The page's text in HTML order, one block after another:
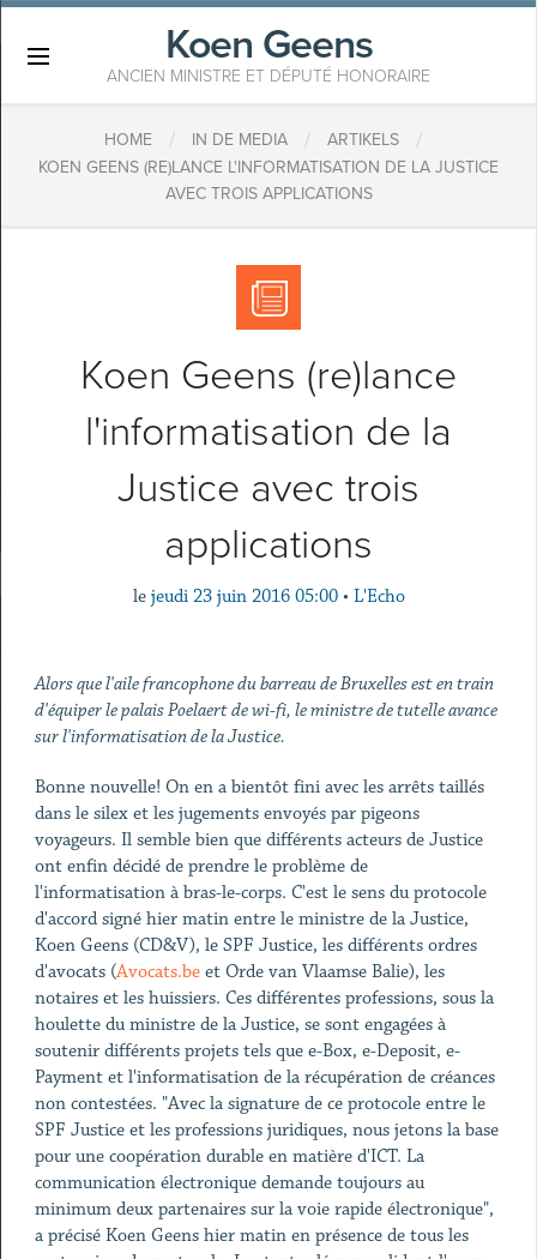
Koen Geens
ANCIEN MINISTRE ET DÉPUTÉ HONORAIRE
HOME / IN DE MEDIA / ARTIKELS /
KOEN GEENS (RE)LANCE L'INFORMATISATION DE LA JUSTICE
AVEC TROIS APPLICATIONS
Koen Geens (re)lance
l'informatisation de la
Justice avec trois
applications
le jeudi 23 juin 2016 05:00 • L'Echo
Alors que l'aile francophone du barreau de Bruxelles est en train
d'équiper le palais Poelaert de wi-fi, le ministre de tutelle avance
sur l'informatisation de la Justice.
Bonne nouvelle! On en a bientôt fini avec les arrêts taillés
dans le silex et les jugements envoyés par pigeons
voyageurs. Il semble bien que différents acteurs de Justice
ont enfin décidé de prendre le problème de
l'informatisation à bras-le-corps. C'est le sens du protocole
d'accord signé hier matin entre le ministre de la Justice,
Koen Geens (CD&V), le SPF Justice, les différents ordres
d'avocats (Avocats.beet Orde van Vlaamse Balie), les
notaires et les huissiers. Ces différentes professions, sous la
houlette du ministre de la Justice, se sont engagées à
soutenir différents projets tels que e-Box, e-Deposit, e-
Payment et l'informatisation de la récupération de créances
non contestées. "Avec la signature de ce protocole entre le
SPF Justice et les professions juridiques, nous jetons la base
pour une coopération durable en matière d'ICT. La
communication électronique demande toujours au
minimum deux partenaires sur la voie rapide électronique",
a précisé Koen Geens hier matin en présence de tous les